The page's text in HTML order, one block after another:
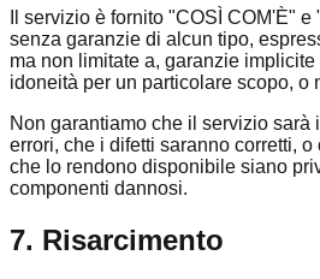
Il servizio è fornito "COSÌ COM'È"
senza garanzie di alcun tipo,
ma non limitate a, garanzie
idoneità per un particolare scopo, o
Non garantiamo che il servizio sarà
errori, che i difetti saranno corretti,
che lo rendono disponibile siano
componenti dannosi.
7. Risarcimento